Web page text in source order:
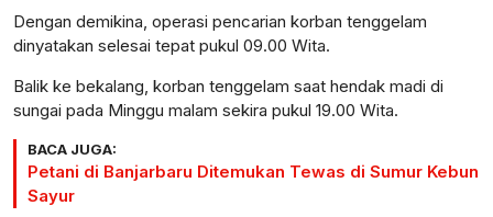
Dengan demikina, operasi pencarian korban tenggelam
dinyatakan selesai tepat pukul 09.00 Wita.
Balik ke bekalang, korban tenggelam saat hendak madi di
sungai pada Minggu malam sekira pukul 19.00 Wita.
BACA JUGA:
Petani di Banjarbaru Ditemukan Tewas di Sumur Kebun
Sayur